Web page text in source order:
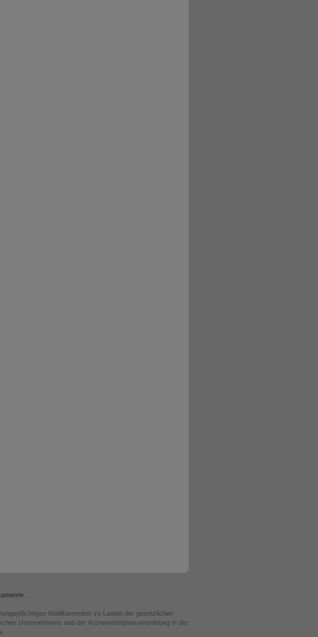
Medikamenten zu Lasten der gesetzlichen
Unternehmens und der Arzneimittelpreisverordnung in der